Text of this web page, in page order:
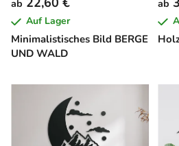
Minimalistisches Bild BERGE
UND WALD
ab
Auf Lager
ab